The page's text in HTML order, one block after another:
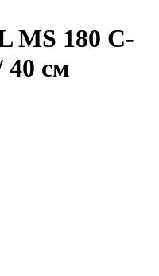
MS 180 C-
см